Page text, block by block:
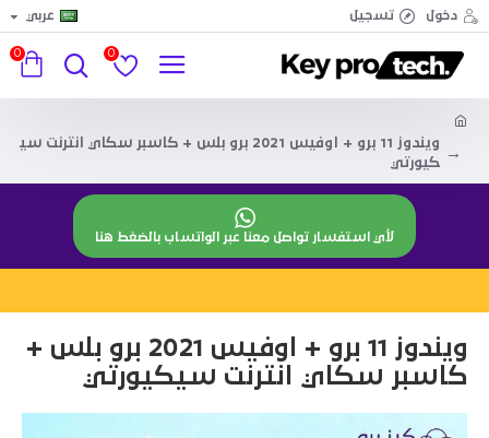
دخول تسجيل عربي
0
0
ويندوز 11 برو + اوفيس 2021 برو بلس + كاسبر سكاي انترنت سي
كيورتي
لأي استفسار تواصل معنا عبر الواتساب بالضغط هنا
ويندوز 11 برو + اوفيس 2021 برو بلس +
كاسبر سكاي انترنت سيكيورتي